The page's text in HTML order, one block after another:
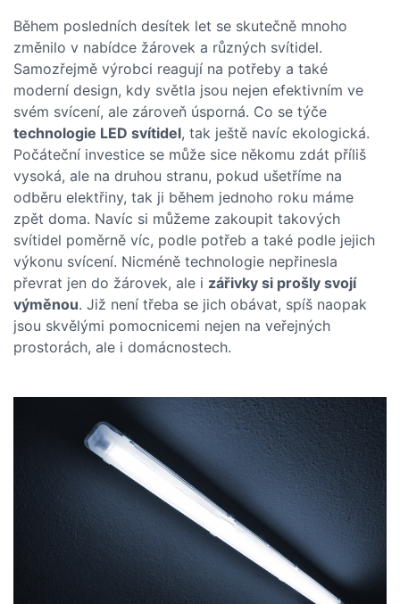
Během posledních desítek let se skutečně mnoho
změnilo v nabídce žárovek a různých svítidel.
Samozřejmě výrobci reagují na potřeby a také
moderní design, kdy světla jsou nejen efektivním ve
svém svícení, ale zároveň úsporná. Co se týče
technologie LED svítidel, tak ještě navíc ekologická.
Počáteční investice se může sice někomu zdát příliš
vysoká, ale na druhou stranu, pokud ušetříme na
odběru elektřiny, tak ji během jednoho roku máme
zpět doma. Navíc si můžeme zakoupit takových
svítidel poměrně víc, podle potřeb a také podle jejich
výkonu svícení. Nicméně technologie nepřinesla
převrat jen do žárovek, ale i zářivky si prošly svojí
výměnou. Již není třeba se jich obávat, spíš naopak
jsou skvělými pomocnicemi nejen na veřejných
prostorách, ale i domácnostech.